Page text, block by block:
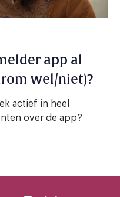
app al
wel/niet)?
actief in heel
over de app?